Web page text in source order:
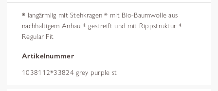
* langärmlig mit Stehkragen * mit Bio-Baumwolle aus
nachhaltigem Anbau * gestreift und mit Rippstruktur *
Regular Fit
Artikelnummer
1038112*33824 grey purple st